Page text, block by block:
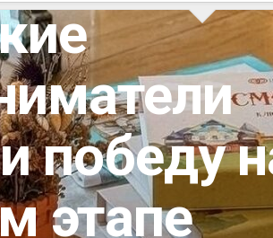
победу
этапе